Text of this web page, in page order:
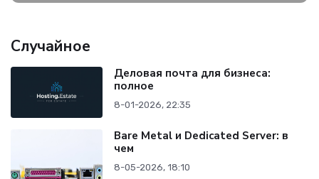
Случайное
Деловая почта для бизнеса:
полное
8-01-2026, 22:35
Bare Metal и Dedicated Server: в
чем
8-05-2026, 18:10